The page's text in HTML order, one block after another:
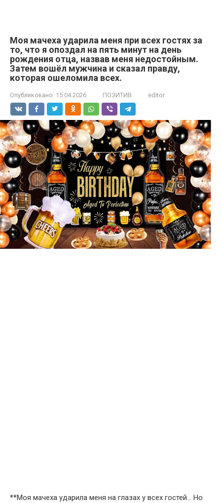
Моя мачеха ударила меня при всех гостях за
то, что я опоздал на пять минут на день
рождения отца, назвав меня недостойным.
Затем вошёл мужчина и сказал правду,
которая ошеломила всех.
Опубликовано: 15.04.2026 ПОЗИТИВ editor
**Моя мачеха ударила меня на глазах у всех гостей… Но